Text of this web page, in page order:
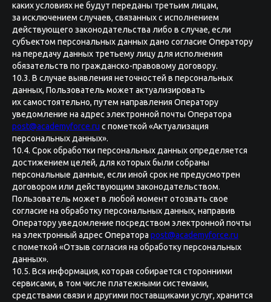
каких условиях не будут переданы третьим лицам,
за исключением случаев, связанных с исполнением
действующего законодательства либо в случае, если
субъектом персональных данных дано согласие Оператору
на передачу данных третьему лицу для исполнения
обязательств по гражданско-правовому договору.
10.3. В случае выявления неточностей в персональных
данных, Пользователь может актуализировать
их самостоятельно, путем направления Оператору
уведомление на адрес электронной почты Оператора
post@academyforce.ru с пометкой «Актуализация
персональных данных».
10.4. Срок обработки персональных данных определяется
достижением целей, для которых были собраны
персональные данные, если иной срок не предусмотрен
договором или действующим законодательством.
Пользователь может в любой момент отозвать свое
согласие на обработку персональных данных, направив
Оператору уведомление посредством электронной почты
на электронный адрес Оператора post@academyforce.ru
с пометкой «Отзыв согласия на обработку персональных
данных».
10.5. Вся информация, которая собирается сторонними
сервисами, в том числе платежными системами,
средствами связи и другими поставщиками услуг, хранится